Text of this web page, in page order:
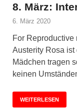
8. März:
6. März 2020
For Reproductive
Austerity Rosa
Mädchen tragen
keinen
WEITERLESEN